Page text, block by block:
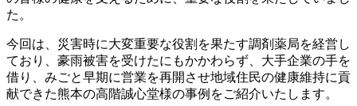
た。
今回は、災害時に大変重要な役割を果たす調剤薬局を経営し
ており、豪雨被害を受けたにもかかわらず、大手企業の手を
借り、みごと早期に営業を再開させ地域住民の健康維持に貢
献できた熊本の高階誠心堂様の事例をご紹介いたします。